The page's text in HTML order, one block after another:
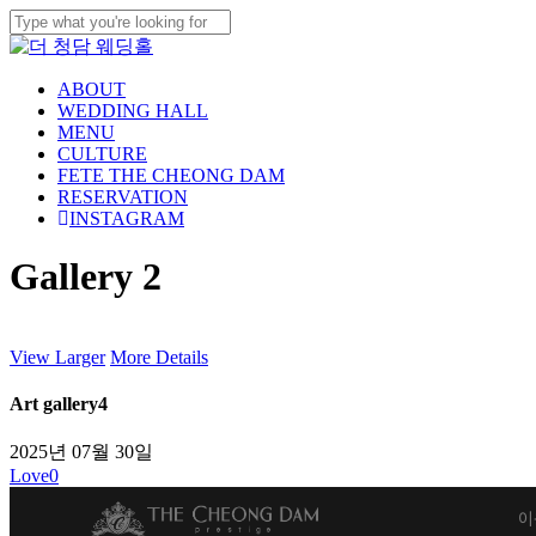
Skip
to
main
content
Close
ABOUT
WEDDING HALL
MENU
CULTURE
FETE THE CHEONG DAM
RESERVATION
INSTAGRAM
Gallery 2
View Larger More Details
Art gallery4
2025년 07월 30일
Love0